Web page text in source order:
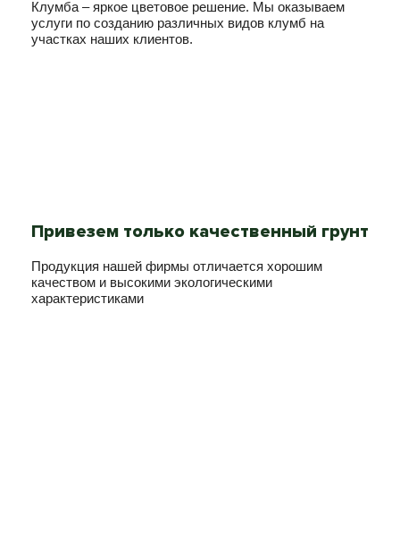
Клумба – яркое цветовое решение. Мы оказываем
услуги по созданию различных видов клумб на
участках наших клиентов.
Привезем только качественный грунт
Продукция нашей фирмы отличается хорошим
качеством и высокими экологическими
характеристиками